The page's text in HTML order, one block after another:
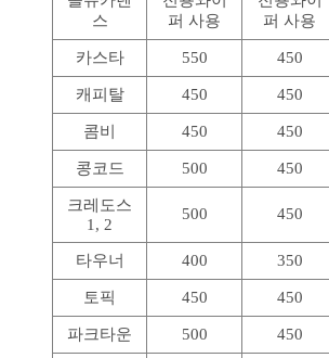
스
퍼 사용
퍼 사용
카스타 550 450
캐피탈 450 450
콤비 450 450
콩코드 500 450
크레도스
1, 2
500 450
타우너 400 350
토픽 450 450
파크타운 500 450